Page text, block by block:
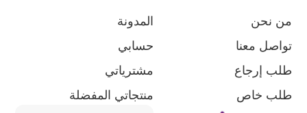
من نحن
تواصل معنا
طلب إرجاع
طلب خاص
المدونة
حسابي
مشترياتي
منتجاتي المفضلة